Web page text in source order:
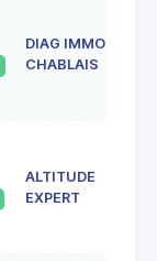
DIAG IMMO
CHABLAIS
ALTITUDE
EXPERT